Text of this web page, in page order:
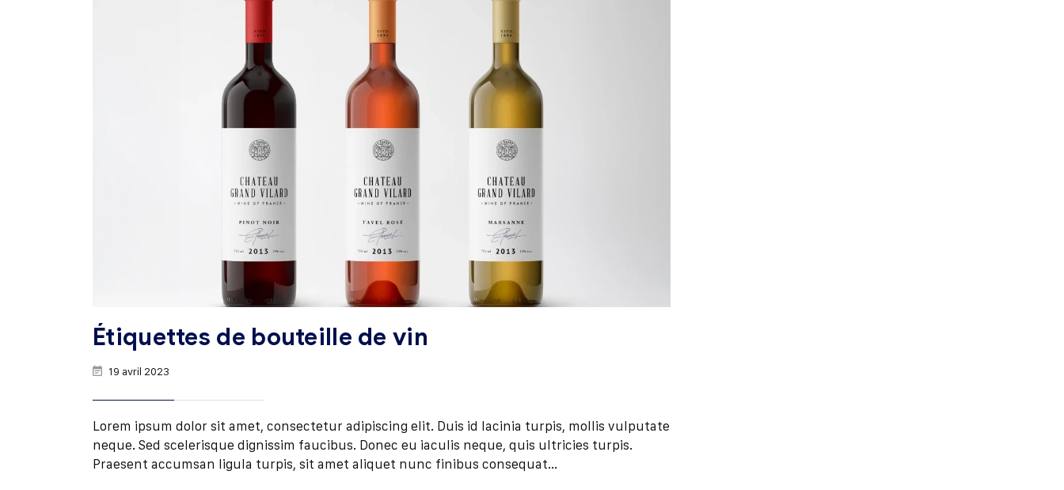
Étiquettes de bouteille de vin
19 avril 2023
Lorem ipsum dolor sit amet, consectetur adipiscing elit. Duis id lacinia turpis, mollis vulputate
neque. Sed scelerisque dignissim faucibus. Donec eu iaculis neque, quis ultricies turpis.
Praesent accumsan ligula turpis, sit amet aliquet nunc finibus consequat...